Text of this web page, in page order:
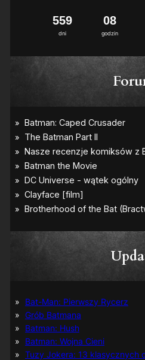
dni
559
godzin
08
Bat-Man: Pierwszy Rycerz
Grób Batmana
Batman: Hush
Batman: Wojna Cieni
Tuzy Jokera: 13 klasycznych